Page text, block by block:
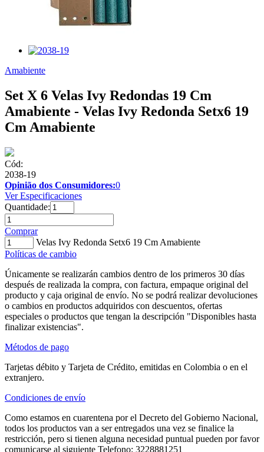
Amabiente
Set X 6 Velas Ivy Redondas 19 Cm
Amabiente - Velas Ivy Redonda Setx6 19
Cm Amabiente
Cód:
2038-19
Opinião dos Consumidores:0
Ver Especificaciones
Quantidade:
Comprar
Velas Ivy Redonda Setx6 19 Cm Amabiente
Políticas de cambio
Únicamente se realizarán cambios dentro de los primeros 30 días
después de realizada la compra, con factura, empaque original del
producto y caja original de envío. No se podrá realizar devoluciones
o cambios en productos adquiridos con descuentos, ofertas
especiales o productos que tengan la descripción "Disponibles hasta
finalizar existencias".
Métodos de pago
Tarjetas débito y Tarjeta de Crédito, emitidas en Colombia o en el
extranjero.
Condiciones de envío
Como estamos en cuarentena por el Decreto del Gobierno Nacional,
todos los productos van a ser entregados una vez se finalice la
restricción, pero si tienen alguna necesidad puntual pueden por favor
comunicarse al siguiente Telefono: 3228881251